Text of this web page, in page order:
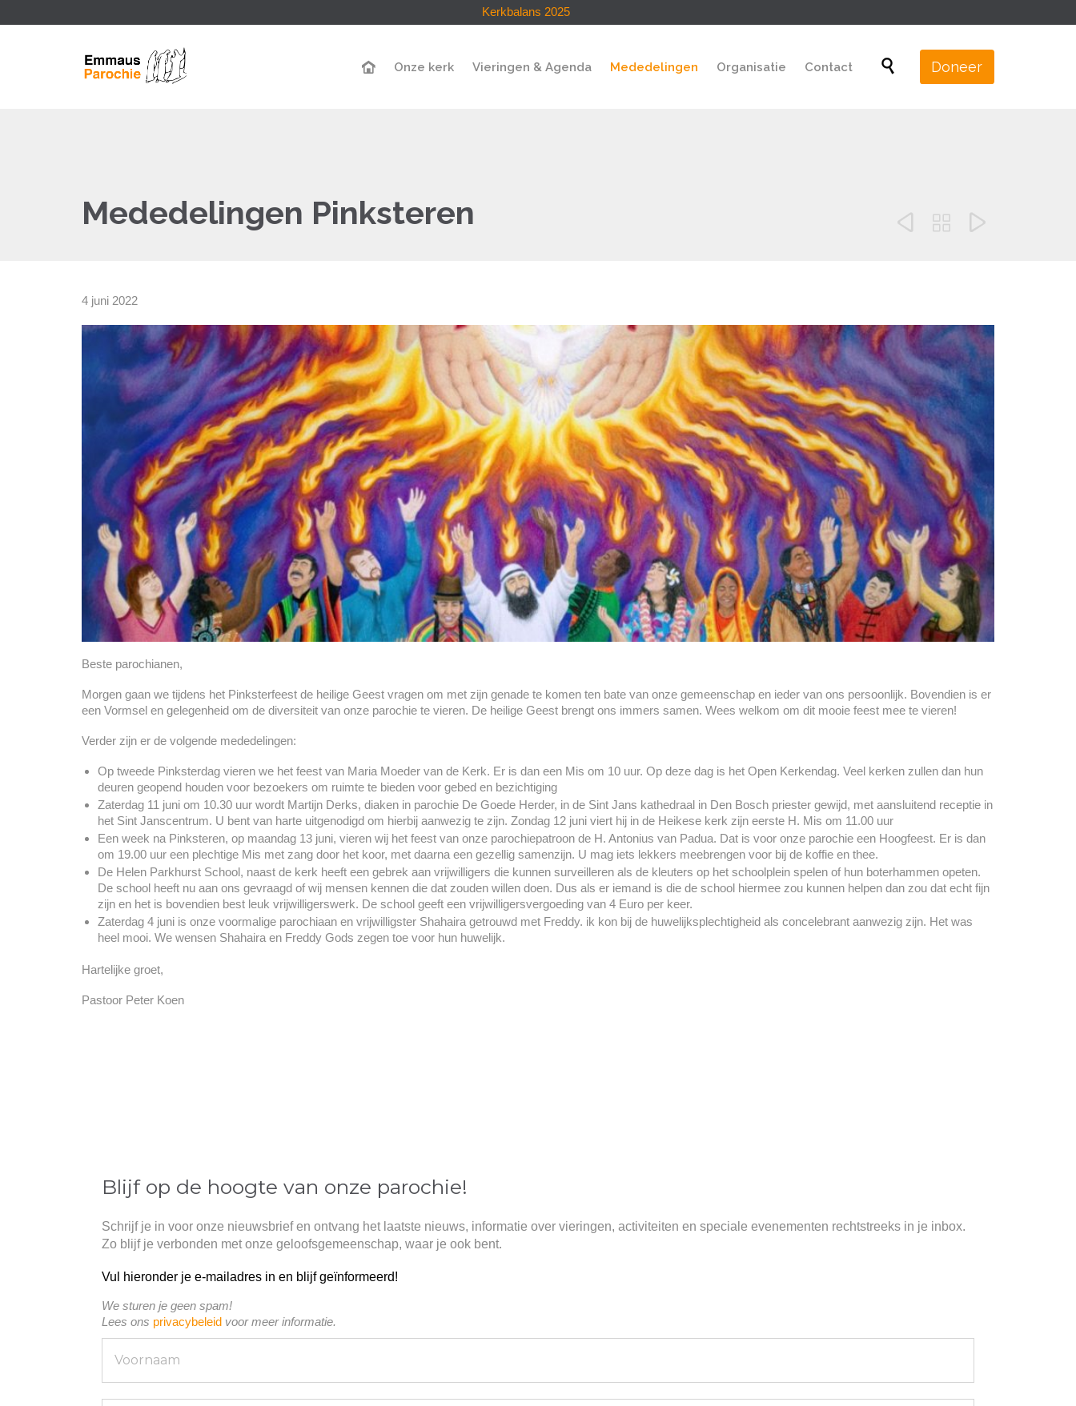
Kerkbalans 2025
Skip
Onze kerk Vieringen & Agenda Mededelingen Organisatie Contact  Doneer
Mededelingen Pinksteren   
4 juni 2022
Beste parochianen,
Morgen gaan we tijdens het Pinksterfeest de heilige Geest vragen om met zijn genade te komen ten bate van onze gemeenschap en ieder van ons persoonlijk. Bovendien is er
een Vormsel en gelegenheid om de diversiteit van onze parochie te vieren. De heilige Geest brengt ons immers samen. Wees welkom om dit mooie feest mee te vieren!
Verder zijn er de volgende mededelingen:
Op tweede Pinksterdag vieren we het feest van Maria Moeder van de Kerk. Er is dan een Mis om 10 uur. Op deze dag is het Open Kerkendag. Veel kerken zullen dan hun
deuren geopend houden voor bezoekers om ruimte te bieden voor gebed en bezichtiging
Zaterdag 11 juni om 10.30 uur wordt Martijn Derks, diaken in parochie De Goede Herder, in de Sint Jans kathedraal in Den Bosch priester gewijd, met aansluitend receptie in
het Sint Janscentrum. U bent van harte uitgenodigd om hierbij aanwezig te zijn. Zondag 12 juni viert hij in de Heikese kerk zijn eerste H. Mis om 11.00 uur
Een week na Pinksteren, op maandag 13 juni, vieren wij het feest van onze parochiepatroon de H. Antonius van Padua. Dat is voor onze parochie een Hoogfeest. Er is dan
om 19.00 uur een plechtige Mis met zang door het koor, met daarna een gezellig samenzijn. U mag iets lekkers meebrengen voor bij de koffie en thee.
De Helen Parkhurst School, naast de kerk heeft een gebrek aan vrijwilligers die kunnen surveilleren als de kleuters op het schoolplein spelen of hun boterhammen opeten.
De school heeft nu aan ons gevraagd of wij mensen kennen die dat zouden willen doen. Dus als er iemand is die de school hiermee zou kunnen helpen dan zou dat echt fijn
zijn en het is bovendien best leuk vrijwilligerswerk. De school geeft een vrijwilligersvergoeding van 4 Euro per keer.
Zaterdag 4 juni is onze voormalige parochiaan en vrijwilligster Shahaira getrouwd met Freddy. ik kon bij de huwelijksplechtigheid als concelebrant aanwezig zijn. Het was
heel mooi. We wensen Shahaira en Freddy Gods zegen toe voor hun huwelijk.
Hartelijke groet,
Pastoor Peter Koen
Blijf op de hoogte van onze parochie!
Schrijf je in voor onze nieuwsbrief en ontvang het laatste nieuws, informatie over vieringen, activiteiten en speciale evenementen rechtstreeks in je inbox.
Zo blijf je verbonden met onze geloofsgemeenschap, waar je ook bent.
Vul hieronder je e-mailadres in en blijf geïnformeerd!
We sturen je geen spam!
Lees ons privacybeleid voor meer informatie.